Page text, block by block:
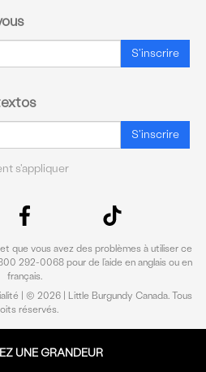
S'inscrire
S'inscrire
s'appliquer
| © 2026 | Little Burgundy Canada. Tous
réservés.
que vous avez des problèmes à utiliser ce
292-0068 pour de l’aide en anglais ou en
français.
UNE GRANDEUR